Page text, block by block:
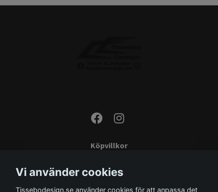
Köpvillkor
Monteringsinstruktioner
Vi använder cookies
Tissebodesign.se använder cookies för att anpassa det